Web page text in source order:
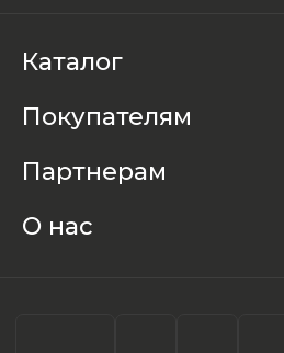
Каталог
Покупателям
Партнерам
О нас